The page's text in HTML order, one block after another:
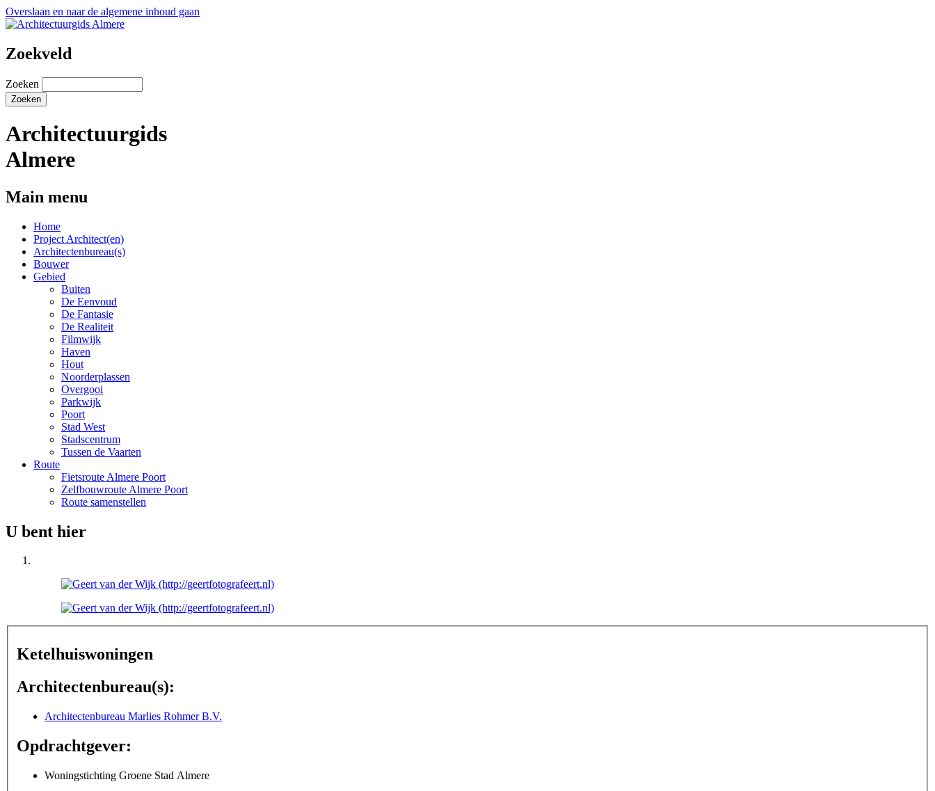
Overslaan en naar de algemene inhoud gaan
Zoekveld
Zoeken
Architectuurgids
Almere
Main menu
Home
Project Architect(en)
Architectenbureau(s)
Bouwer
Gebied
Buiten
De Eenvoud
De Fantasie
De Realiteit
Filmwijk
Haven
Hout
Noorderplassen
Overgooi
Parkwijk
Poort
Stad West
Stadscentrum
Tussen de Vaarten
Route
Fietsroute Almere Poort
Zelfbouwroute Almere Poort
Route samenstellen
U bent hier
Ketelhuiswoningen
Architectenbureau(s):
Architectenbureau Marlies Rohmer B.V.
Opdrachtgever:
Woningstichting Groene Stad Almere